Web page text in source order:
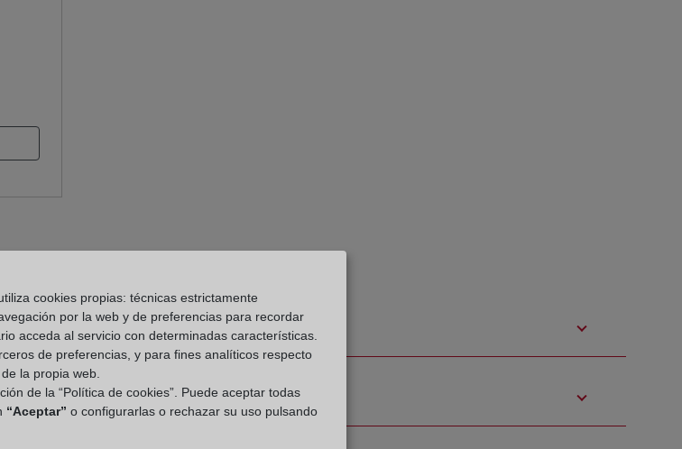
Propiedad
cookies propias: técnicas estrictamente
por la web y de preferencias para recordar
acceda al servicio con determinadas características.
de preferencias, y para fines analíticos respecto
la propia web.
de la “Política de cookies”. Puede aceptar todas
“Aceptar” o configurarlas o rechazar su uso pulsando